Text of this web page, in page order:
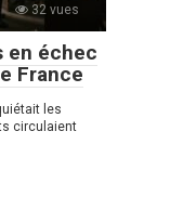
32 vues
en échec
France
les
circulaient